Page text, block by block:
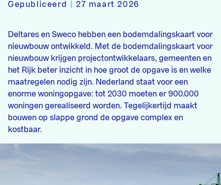
Gepubliceerd |27 maart 2026
Deltares en Sweco hebben een bodemdalingskaart voor
nieuwbouw ontwikkeld. Met de bodemdalingskaart voor
nieuwbouw krijgen projectontwikkelaars, gemeenten en
het Rijk beter inzicht in hoe groot de opgave is en welke
maatregelen nodig zijn. Nederland staat voor een
enorme woningopgave: tot 2030 moeten er 900.000
woningen gerealiseerd worden. Tegelijkertijd maakt
bouwen op slappe grond de opgave complex en
kostbaar.